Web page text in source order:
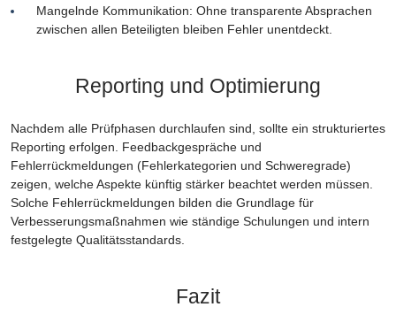
Mangelnde Kommunikation: Ohne transparente Absprachen
zwischen allen Beteiligten bleiben Fehler unentdeckt.
Reporting und Optimierung
Nachdem alle Prüfphasen durchlaufen sind, sollte ein strukturiertes
Reporting erfolgen. Feedbackgespräche und
Fehlerrückmeldungen (Fehlerkategorien und Schweregrade)
zeigen, welche Aspekte künftig stärker beachtet werden müssen.
Solche Fehlerrückmeldungen bilden die Grundlage für
Verbesserungsmaßnahmen wie ständige Schulungen und intern
festgelegte Qualitätsstandards.
Fazit